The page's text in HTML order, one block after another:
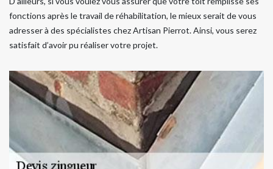
fonctions après le travail de réhabilitation, le mieux serait de vous
adresser à des spécialistes chez Artisan Pierrot. Ainsi, vous serez
satisfait d’avoir pu réaliser votre projet.